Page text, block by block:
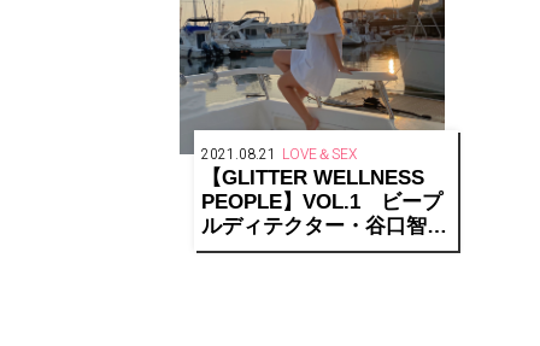
2021.08.21 LOVE＆SEX
【GLITTER WELLNESS
PEOPLE】VOL.1 ビープ
ルディテクター・谷口智美
さん「セルフケアツール